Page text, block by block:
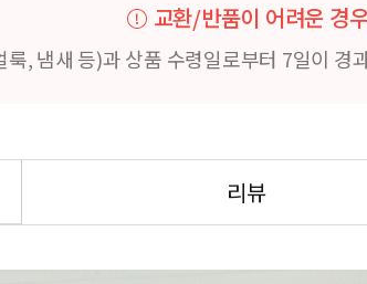
교환/반품이 어려운 경
, 냄새 등)과 상품 수령일로부터 7일이 경
리뷰